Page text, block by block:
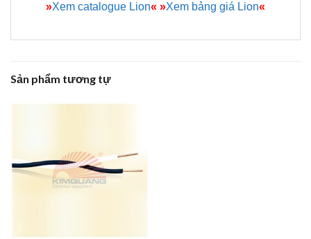
»Xem catalogue Lion« »Xem bảng giá Lion«
Sản phẩm tương tự